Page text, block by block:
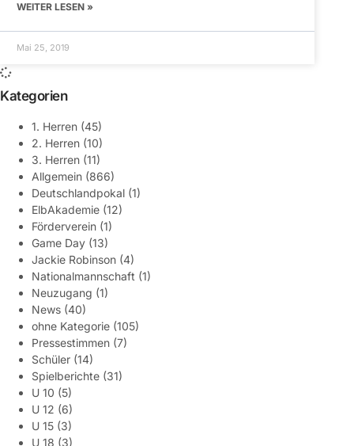
WEITER LESEN »
Mai 25, 2019
Kategorien
1. Herren (45)
2. Herren (10)
3. Herren (11)
Allgemein (866)
Deutschlandpokal (1)
ElbAkademie (12)
Förderverein (1)
Game Day (13)
Jackie Robinson (4)
Nationalmannschaft (1)
Neuzugang (1)
News (40)
ohne Kategorie (105)
Pressestimmen (7)
Schüler (14)
Spielberichte (31)
U 10 (5)
U 12 (6)
U 15 (3)
U 18 (3)